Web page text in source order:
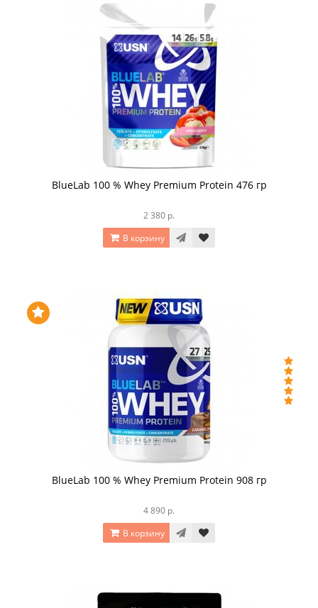
BlueLab 100 % Whey Premium Protein 476 гр
2 380 р.
В корзину
BlueLab 100 % Whey Premium Protein 908 гр
4 890 р.
В корзину